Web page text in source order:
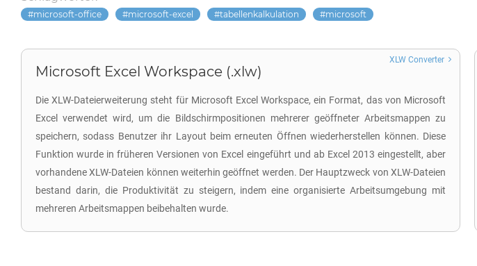
microsoft-office microsoft-excel tabellenkalkulation microsoft
Microsoft Excel Workspace (.xlw)
Die XLW-Dateierweiterung steht für Microsoft Excel Workspace, ein Format, das von Microsoft
Excel verwendet wird, um die Bildschirmpositionen mehrerer geöffneter Arbeitsmappen zu
speichern, sodass Benutzer ihr Layout beim erneuten Öffnen wiederherstellen können. Diese
Funktion wurde in früheren Versionen von Excel eingeführt und ab Excel 2013 eingestellt, aber
vorhandene XLW-Dateien können weiterhin geöffnet werden. Der Hauptzweck von XLW-Dateien
bestand darin, die Produktivität zu steigern, indem eine organisierte Arbeitsumgebung mit
mehreren Arbeitsmappen beibehalten wurde.
XLW Converter